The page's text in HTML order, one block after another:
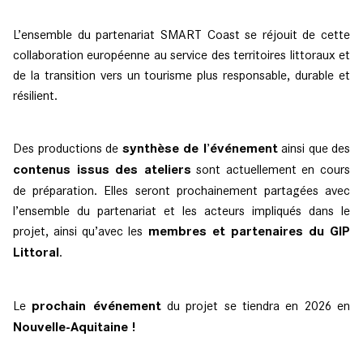
L’ensemble du partenariat SMART Coast se réjouit de cette
collaboration européenne au service des territoires littoraux et
de la transition vers un tourisme plus responsable, durable et
résilient.
Des productions de synthèse de l’événementainsi que des
contenus issus des ateliers sont actuellement en cours
de préparation. Elles seront prochainement partagées avec
l’ensemble du partenariat et les acteurs impliqués dans le
projet, ainsi qu’avec les membres et partenaires du GIP
Littoral.
Leprochain événementdu projet se tiendra en 2026 en
Nouvelle-Aquitaine !